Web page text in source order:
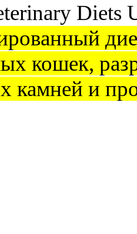
Diets
кошек,
камней и